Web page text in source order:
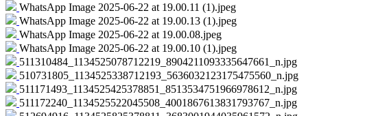
WhatsApp Image 2025-06-22 at 19.00.11 (1).jpeg
WhatsApp Image 2025-06-22 at 19.00.13 (1).jpeg
WhatsApp Image 2025-06-22 at 19.00.08.jpeg
WhatsApp Image 2025-06-22 at 19.00.10 (1).jpeg
511310484_1134525078712219_8904211093335647661_n.jpg
510731805_1134525338712193_5636032123175475560_n.jpg
511171493_1134525425378851_8513534751966978612_n.jpg
511172240_1134525522045508_4001867613831793767_n.jpg